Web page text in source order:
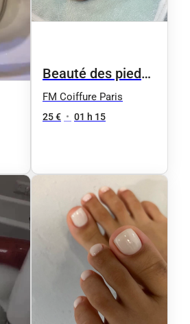
Beauté des pieds
femme
FM Coiffure Paris
25 € • 01 h 15